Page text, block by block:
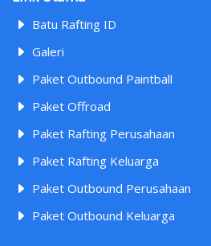
Batu Rafting ID
Galeri
Paket Outbound Paintball
Paket Offroad
Paket Rafting Perusahaan
Paket Rafting Keluarga
Paket Outbound Perusahaan
Paket Outbound Keluarga